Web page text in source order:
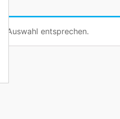
Auswahl entsprechen.